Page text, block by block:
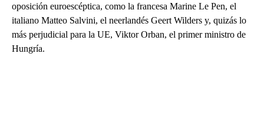
oposición euroescéptica, como la francesa Marine Le Pen, el
italiano Matteo Salvini, el neerlandés Geert Wilders y, quizás lo
más perjudicial para la UE, Viktor Orban, el primer ministro de
Hungría.